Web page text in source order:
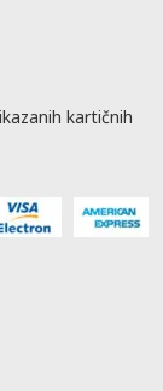
kartičnih